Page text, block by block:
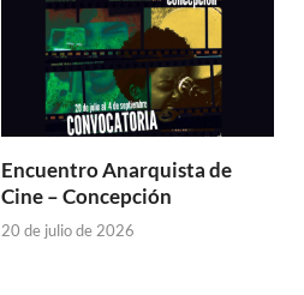
Encuentro Anarquista de
Cine – Concepción
20 de julio de 2026